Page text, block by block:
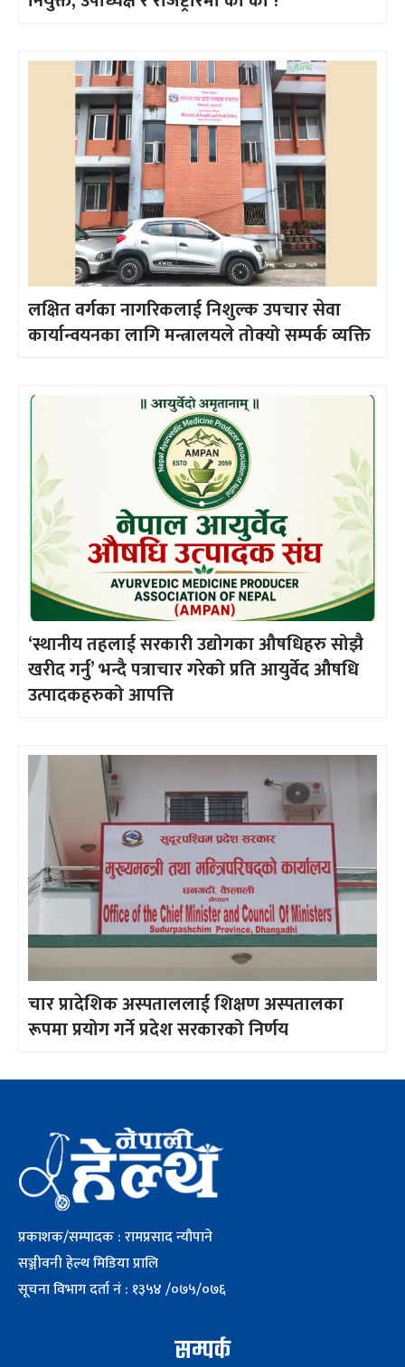
लक्षित वर्गका नागरिकलाई निशुल्क उपचार सेवा
कार्यान्वयनका लागि मन्त्रालयले तोक्यो सम्पर्क व्यक्ति
‘स्थानीय तहलाई सरकारी उद्योगका औषधिहरु सोझै
खरीद गर्नु’ भन्दै पत्राचार गरेको प्रति आयुर्वेद औषधि
उत्पादकहरुको आपत्ति
चार प्रादेशिक अस्पताललाई शिक्षण अस्पतालका
रूपमा प्रयोग गर्ने प्रदेश सरकारको निर्णय
प्रकाशक/सम्पादक : रामप्रसाद न्यौपाने
सञ्जीवनी हेल्थ मिडिया प्रालि
सूचना विभाग दर्ता नं : १३५४ /०७५/०७६
सम्पर्क